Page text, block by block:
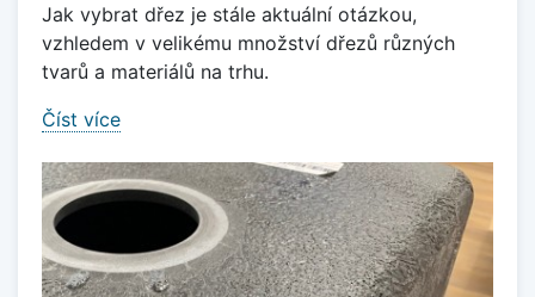
Jak vybrat dřez je stále aktuální otázkou,
vzhledem v velikému množství dřezů různých
tvarů a materiálů na trhu.
Číst více